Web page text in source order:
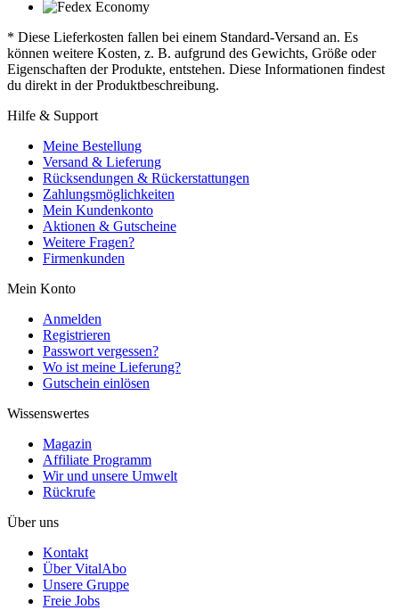
* Diese Lieferkosten fallen bei einem Standard-Versand an. Es
können weitere Kosten, z. B. aufgrund des Gewichts, Größe oder
Eigenschaften der Produkte, entstehen. Diese Informationen findest
du direkt in der Produktbeschreibung.
Hilfe & Support
Meine Bestellung
Versand & Lieferung
Rücksendungen & Rückerstattungen
Zahlungsmöglichkeiten
Mein Kundenkonto
Aktionen & Gutscheine
Weitere Fragen?
Firmenkunden
Mein Konto
Anmelden
Registrieren
Passwort vergessen?
Wo ist meine Lieferung?
Gutschein einlösen
Wissenswertes
Magazin
Affiliate Programm
Wir und unsere Umwelt
Rückrufe
Über uns
Kontakt
Über VitalAbo
Unsere Gruppe
Freie Jobs